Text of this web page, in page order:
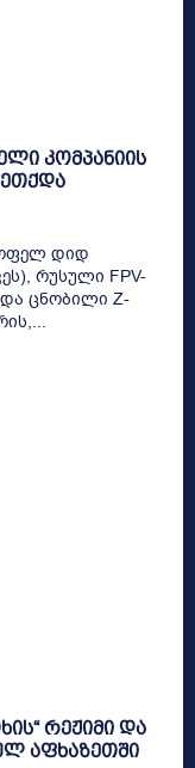
კომპანიის
დიდ
რუსული FPV-
და ცნობილი Z-
რეჟიმი და
აფხაზეთში